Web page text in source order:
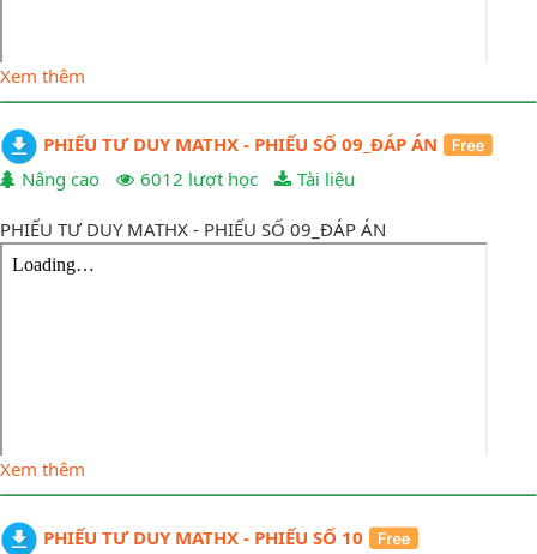
Xem thêm
PHIẾU TƯ DUY MATHX - PHIẾU SỐ 09_ĐÁP ÁN
Nâng cao
6012 lượt học Tài liệu
PHIẾU TƯ DUY MATHX - PHIẾU SỐ 09_ĐÁP ÁN
Xem thêm
PHIẾU TƯ DUY MATHX - PHIẾU SỐ 10